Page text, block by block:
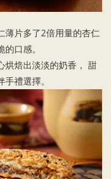
薄片多了2倍用量的杏仁
口感。
烘焙出淡淡的奶香， 甜
禮選擇。